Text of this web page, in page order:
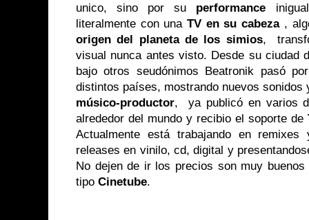
unico, sino por su performance
literalmente con unaTV en su cabeza ,
origen del planeta de los simios,
visual nunca antes visto. Desde su ciudad
bajo otros seudónimos Beatronik pasó
distintos países, mostrando nuevos sonidos
músico-productor, ya publicó en varios
alrededor del mundo y recibio el soporte de
Actualmente está trabajando en remixes
releases en vinilo, cd, digital y
No dejen de ir los precios son muy
tipo Cinetube.